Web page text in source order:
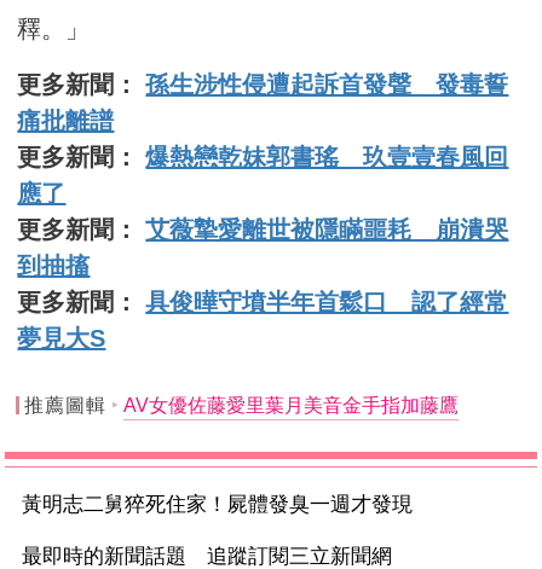
釋。」
更多新聞：孫生涉性侵遭起訴首發聲 發毒誓
痛批離譜
更多新聞：爆熱戀乾妹郭書瑤 玖壹壹春風回
應了
更多新聞：艾薇摯愛離世被隱瞞噩耗 崩潰哭
到抽搐
更多新聞：具俊曄守墳半年首鬆口 認了經常
夢見大S
推薦圖輯 AV女優佐藤愛里葉月美音金手指加藤鷹
黃明志二舅猝死住家！屍體發臭一週才發現
最即時的新聞話題 追蹤訂閱三立新聞網